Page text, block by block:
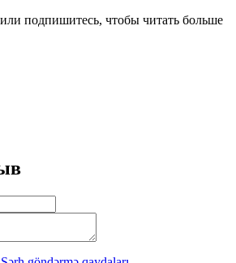
подпишитесь, чтобы читать больше